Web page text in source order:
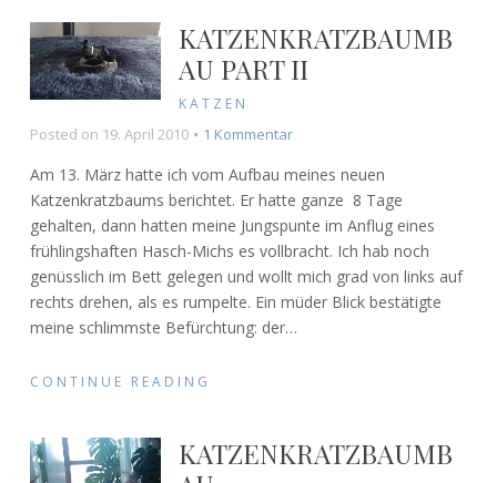
KATZENKRATZBAUMB
AU PART II
KATZEN
Posted on 19. April 2010 1 Kommentarzu
Part
II
Am 13. März hatte ich vom Aufbau meines neuen
Katzenkratzbaums berichtet. Er hatte ganze 8 Tage
gehalten, dann hatten meine Jungspunte im Anflug eines
frühlingshaften Hasch-Michs es vollbracht. Ich hab noch
genüsslich im Bett gelegen und wollt mich grad von links auf
rechts drehen, als es rumpelte. Ein müder Blick bestätigte
meine schlimmste Befürchtung: der…
CONTINUE READING
KATZENKRATZBAUMB